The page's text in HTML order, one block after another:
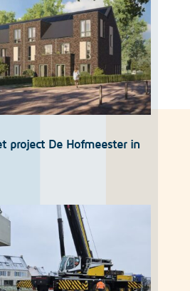
project De Hofmeester in